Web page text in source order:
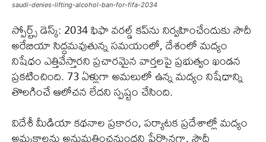
saudi-denies-lifting-alcohol-ban-for-fifa-2034
స్పోర్ట్స్ డెస్క్: 2034 ఫిఫా వరల్డ్ కప్‌ను నిర్వహించేందుకు సౌదీ
అరేబియా సిద్ధమవుతున్న సమయంలో, దేశంలో మద్యం
నిషేధం ఎత్తివేస్తారని ప్రచారమైన వార్తలపై ప్రభుత్వం ఖండన
ప్రకటించింది. 73 ఏళ్లుగా అమలులో ఉన్న మద్యం నిషేధాన్ని
తొలగించే ఆలోచన లేదని స్పష్టం చేసింది.
విదేశీ మీడియా కథనాల ప్రకారం, పర్యాటక ప్రదేశాల్లో మద్యం